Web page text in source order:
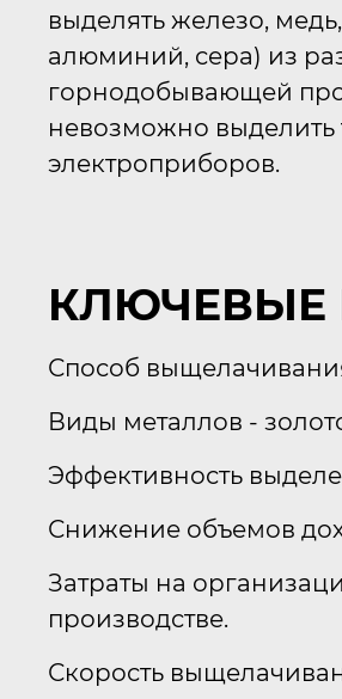
выделять железо,
алюминий, сера) из
горнодобывающей
невозможно
электроприборов.
КЛЮЧЕВЫЕ
Способ
Виды металлов -
Эффективность
Снижение объемов
Затраты на
производстве.
Скорость